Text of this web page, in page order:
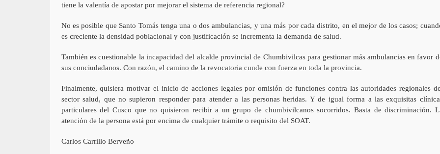
tiene la valentía de apostar por mejorar el sistema de referencia regional?
No es posible que Santo Tomás tenga una o dos ambulancias, y una más por cada distrito, en el mejor de los casos;
es creciente la densidad poblacional y con justificación se incrementa la demanda de salud.
También es cuestionable la incapacidad del alcalde provincial de Chumbivilcas para gestionar más ambulancias en favor
sus conciudadanos. Con razón, el camino de la revocatoria cunde con fuerza en toda la provincia.
Finalmente, quisiera motivar el inicio de acciones legales por omisión de funciones contra las autoridades regionales
sector salud, que no supieron responder para atender a las personas heridas. Y de igual forma a las exquisitas
particulares del Cusco que no quisieron recibir a un grupo de chumbivilcanos socorridos. Basta de discriminación.
atención de la persona está por encima de cualquier trámite o requisito del SOAT.
Carlos Carrillo Berveño